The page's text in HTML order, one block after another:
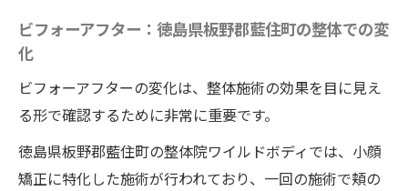
ビフォーアフター：徳島県板野郡藍住町の整体での変
化
ビフォーアフターの変化は、整体施術の効果を目に見え
る形で確認するために非常に重要です。
徳島県板野郡藍住町の整体院ワイルドボディでは、小顔
矯正に特化した施術が行われており、一回の施術で頬の